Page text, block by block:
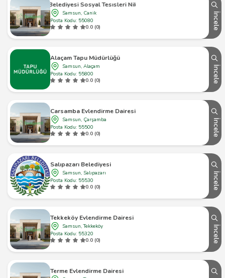
İlkadım Belediyesi Sosyal Tesısleri Nikah Memurluğu
Samsun, Canik
Posta Kodu: 55080
0.0 (0)
İncele
Alaçam Tapu Müdürlüğü
Samsun, Alaçam
Posta Kodu: 55800
0.0 (0)
İncele
Carsamba Evlendirme Dairesi
Samsun, Çarşamba
Posta Kodu: 55500
0.0 (0)
İncele
Salıpazarı Belediyesi
Samsun, Salıpazarı
Posta Kodu: 55530
0.0 (0)
İncele
Tekkeköy Evlendirme Dairesi
Samsun, Tekkeköy
Posta Kodu: 55320
0.0 (0)
İncele
Terme Evlendirme Dairesi